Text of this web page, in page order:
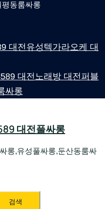
동룸싸롱
대전유성텍가라오케 대
대전노래방 대전퍼블
싸롱
대전풀싸롱
롱,유성풀싸롱,둔산동룸싸